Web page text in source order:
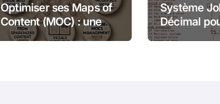
Optimiser ses Maps of
Content (MOC) : une
méthode structurée et
Système
Décimal
création de